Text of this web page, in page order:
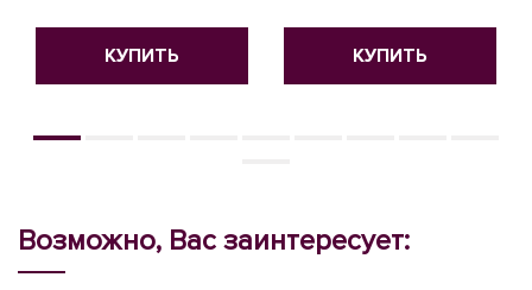
КУПИТЬ КУПИТЬ
Возможно, Вас заинтересует: